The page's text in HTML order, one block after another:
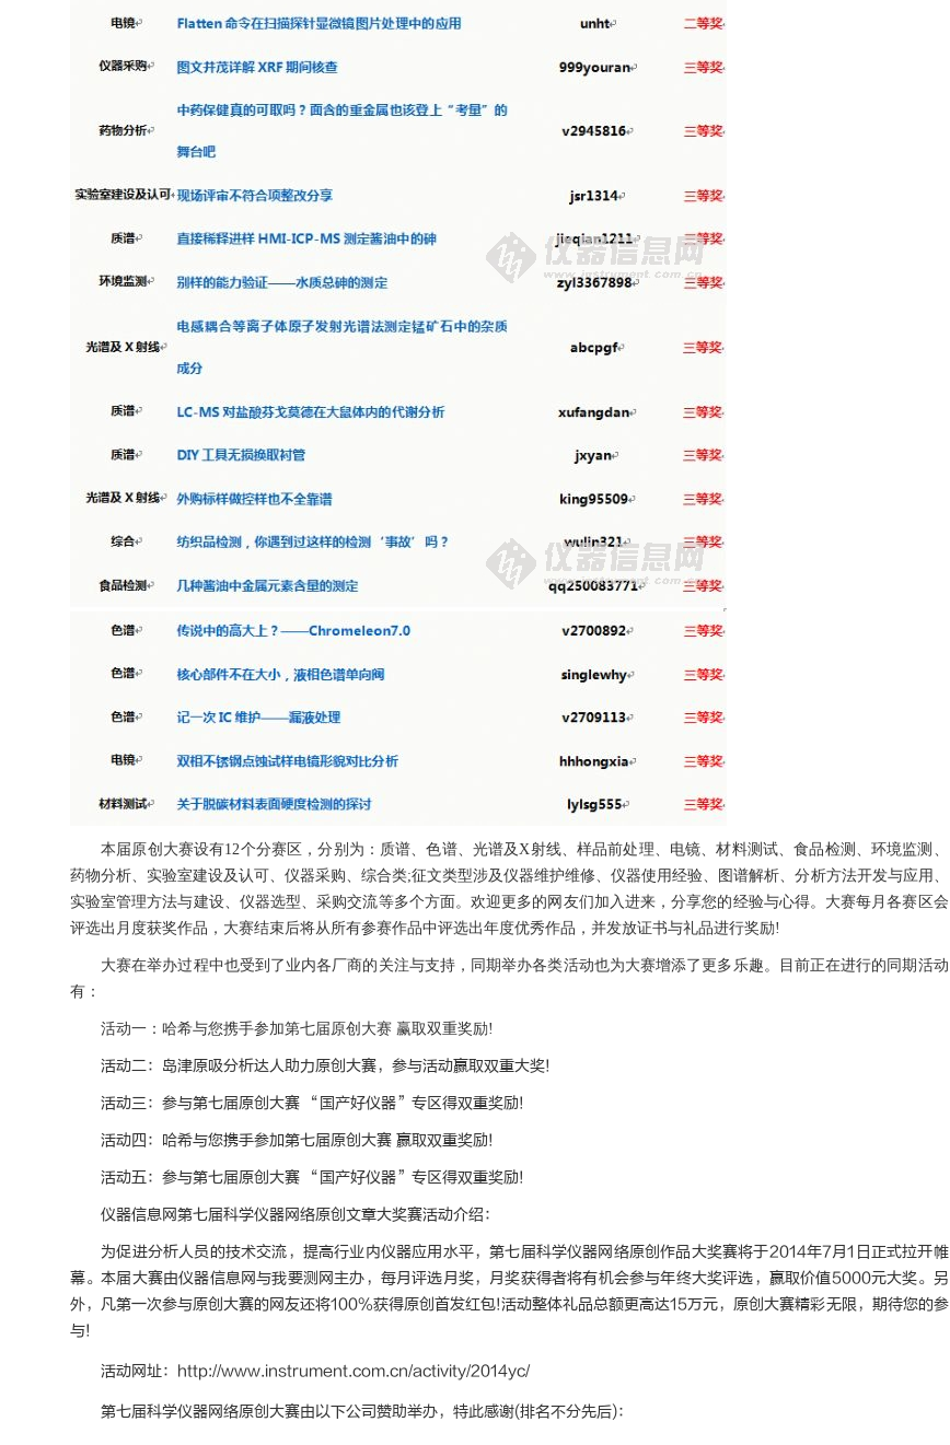
本届原创大赛设有12个分赛区，分别为：质谱、色谱、光谱及X射线、样品前处理、电镜、材料测试、食品检测、环境监测、
药物分析、实验室建设及认可、仪器采购、综合类;征文类型涉及仪器维护维修、仪器使用经验、图谱解析、分析方法开发与应用、
实验室管理方法与建设、仪器选型、采购交流等多个方面。欢迎更多的网友们加入进来，分享您的经验与心得。大赛每月各赛区会
评选出月度获奖作品，大赛结束后将从所有参赛作品中评选出年度优秀作品，并发放证书与礼品进行奖励!
大赛在举办过程中也受到了业内各厂商的关注与支持，同期举办各类活动也为大赛增添了更多乐趣。目前正在进行的同期活动
有：
活动一：哈希与您携手参加第七届原创大赛 赢取双重奖励!
活动二：岛津原吸分析达人助力原创大赛，参与活动赢取双重大奖!
活动三：参与第七届原创大赛 “国产好仪器”专区得双重奖励!
活动四：哈希与您携手参加第七届原创大赛 赢取双重奖励!
活动五：参与第七届原创大赛 “国产好仪器”专区得双重奖励!
仪器信息网第七届科学仪器网络原创文章大奖赛活动介绍：
为促进分析人员的技术交流，提高行业内仪器应用水平，第七届科学仪器网络原创作品大奖赛将于2014年7月1日正式拉开帷
幕。本届大赛由仪器信息网与我要测网主办，每月评选月奖，月奖获得者将有机会参与年终大奖评选，赢取价值5000元大奖。另
外，凡第一次参与原创大赛的网友还将100%获得原创首发红包!活动整体礼品总额更高达15万元，原创大赛精彩无限，期待您的参
与!
活动网址： http://www.instrument.com.cn/activity/2014yc/
第七届科学仪器网络原创大赛由以下公司赞助举办，特此感谢(排名不分先后)：